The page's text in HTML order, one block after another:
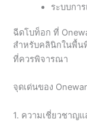
ระบบกา
ฉีดโบท็อก ที่
สำหรับคลินิกในพื้น
ที่ควรพิจารณา
จุดเด่นของ
1. ความเชี่ยวชาญ